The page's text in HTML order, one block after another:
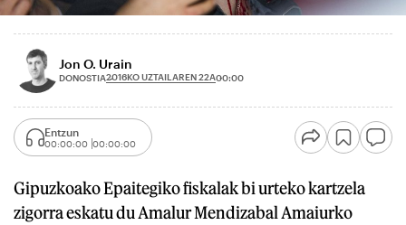
Jon O. Urain
DONOSTIA2016KO UZTAILAREN 22A00:00
Entzun
00:00:00 00:00:00
Gipuzkoako Epaitegiko fiskalak bi urteko kartzela
zigorra eskatu du Amalur Mendizabal Amaiurko